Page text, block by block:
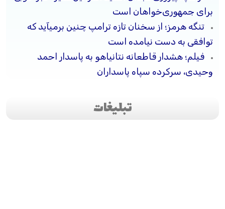
برای جمهوری‌خواهان است
تنگه هرمز؛ از سخنان تازه ترامپ چنین برمیآید که
توافقی به دست نیامده است
فیلم؛ هشدار قاطعانه نتانیاهو به پاسدار احمد
وحیدی، سرکرده سپاه پاسداران
تبلیغات